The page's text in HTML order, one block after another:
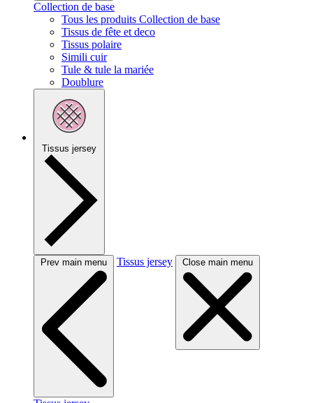
Collection de base
Tous les produits Collection de base
Tissus de fête et deco
Tissus polaire
Simili cuir
Tule & tule la mariée
Doublure
Tissus jersey
Prev main menu Tissus jersey Close main menu